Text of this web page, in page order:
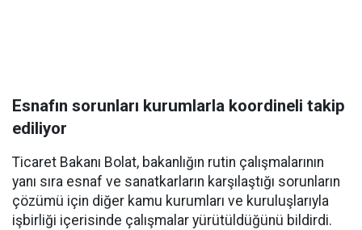
Esnafın sorunları kurumlarla koordineli takip
ediliyor
Ticaret Bakanı Bolat, bakanlığın rutin çalışmalarının
yanı sıra esnaf ve sanatkarların karşılaştığı sorunların
çözümü için diğer kamu kurumları ve kuruluşlarıyla
işbirliği içerisinde çalışmalar yürütüldüğünü bildirdi.